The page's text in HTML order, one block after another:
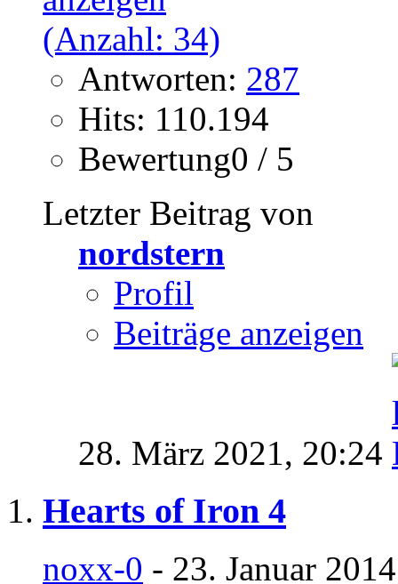
Antworten: 287
Hits: 110.194
Bewertung0 / 5
Letzter Beitrag von
nordstern
Profil
Beiträge anzeigen
28. März 2021, 20:24
Hearts of Iron 4
noxx-0 - 23. Januar